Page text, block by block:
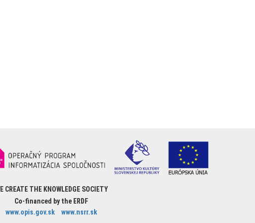
CREATE THE KNOWLEDGE SOCIETY
Co-financed by the ERDF
www.opis.gov.sk
www.nsrr.sk